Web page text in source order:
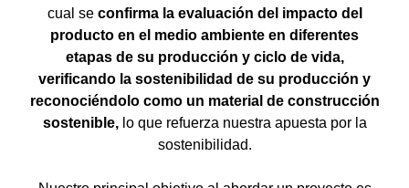
cual se confirma la evaluación del impacto del
producto en el medio ambiente en diferentes
etapas de su producción y ciclo de vida,
verificando la sostenibilidad de su producción y
reconociéndolo como un material de construcción
sostenible, lo que refuerza nuestra apuesta por la
sostenibilidad.